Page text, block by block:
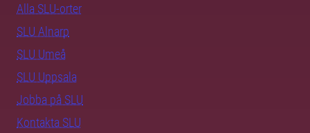
Alla SLU-orter
SLU Alnarp
SLU Umeå
SLU Uppsala
Jobba på SLU
Kontakta SLU